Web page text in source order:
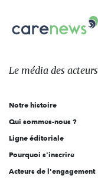
sur:
Carenews,
Le
des
l'engagement
Le média des acteurs
Notre histoire
Qui sommes-nous ?
Ligne éditoriale
Pourquoi s'inscrire
Acteurs de l'engagement